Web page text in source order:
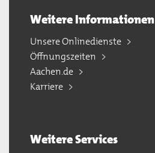
Weitere Informationen
Unsere Onlinedienste
Öffnungszeiten
Aachen.de
Karriere
Weitere Services